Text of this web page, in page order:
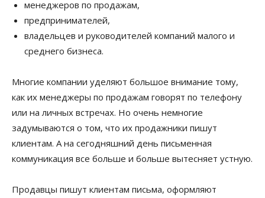
менеджеров по продажам,
предпринимателей,
владельцев и руководителей компаний малого и
среднего бизнеса.
Многие компании уделяют большое внимание тому,
как их менеджеры по продажам говорят по телефону
или на личных встречах. Но очень немногие
задумываются о том, что их продажники пишут
клиентам. А на сегодняшний день письменная
коммуникация все больше и больше вытесняет устную.
Продавцы пишут клиентам письма, оформляют